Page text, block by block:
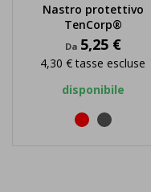
Nastro protettivo
TenCorp®
Da Prezzo
5,25 €
4,30 €tasse escluse
disponibile
rossonero